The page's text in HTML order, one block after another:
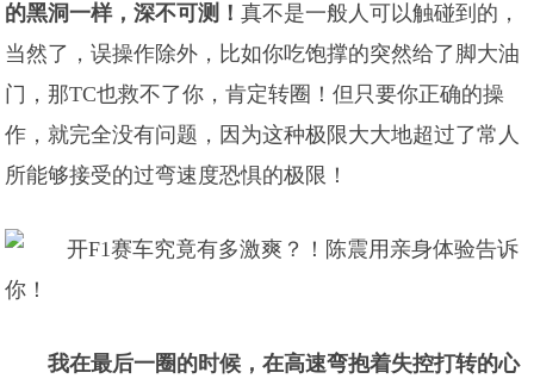
的黑洞一样，深不可测！真不是一般人可以触碰到的，
当然了，误操作除外，比如你吃饱撑的突然给了脚大油
门，那TC也救不了你，肯定转圈！但只要你正确的操
作，就完全没有问题，因为这种极限大大地超过了常人
所能够接受的过弯速度恐惧的极限！
我在最后一圈的时候，在高速弯抱着失控打转的心